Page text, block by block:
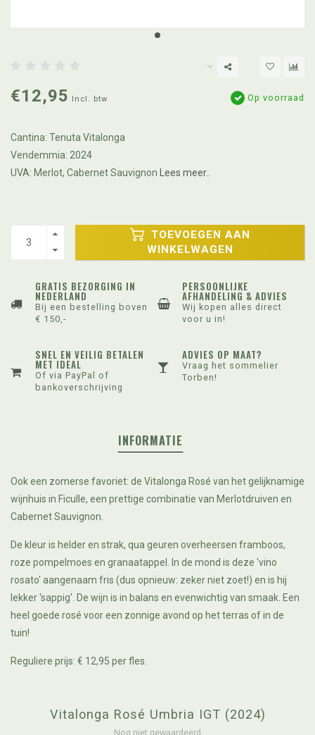
€12,95 Incl. btw Op voorraad
Cantina: Tenuta Vitalonga
Vendemmia: 2024
UVA: Merlot, Cabernet Sauvignon Lees meer..
TOEVOEGEN AAN
WINKELWAGEN
GRATIS BEZORGING IN
NEDERLAND
Bij een bestelling boven
€ 150,-
PERSOONLIJKE
AFHANDELING & ADVIES
Wij kopen alles direct
voor u in!
SNEL EN VEILIG BETALEN
MET IDEAL
Of via PayPal of
bankoverschrijving
ADVIES OP MAAT?
Vraag het sommelier
Torben!
INFORMATIE
Ook een zomerse favoriet: de Vitalonga Rosé van het gelijknamige
wijnhuis in Ficulle, een prettige combinatie van Merlotdruiven en
Cabernet Sauvignon.
De kleur is helder en strak, qua geuren overheersen framboos,
roze pompelmoes en granaatappel. In de mond is deze 'vino
rosato' aangenaam fris (dus opnieuw: zeker niet zoet!) en is hij
lekker 'sappig'. De wijn is in balans en evenwichtig van smaak. Een
heel goede rosé voor een zonnige avond op het terras of in de
tuin!
Reguliere prijs: € 12,95 per fles.
Vitalonga Rosé Umbria IGT (2024)
Nog niet gewaardeerd